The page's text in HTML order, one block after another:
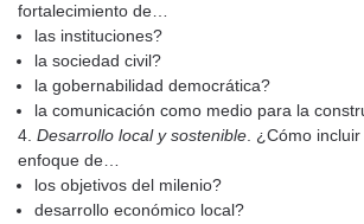
fortalecimiento de…
las instituciones?
la sociedad civil?
la gobernabilidad democrática?
la comunicación como medio para la
4. Desarrollo local y sostenible. ¿Cómo
enfoque de…
los objetivos del milenio?
desarrollo económico local?